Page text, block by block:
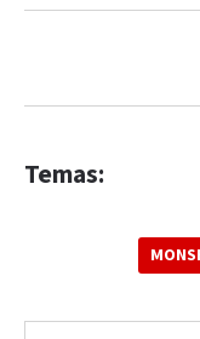
Temas: